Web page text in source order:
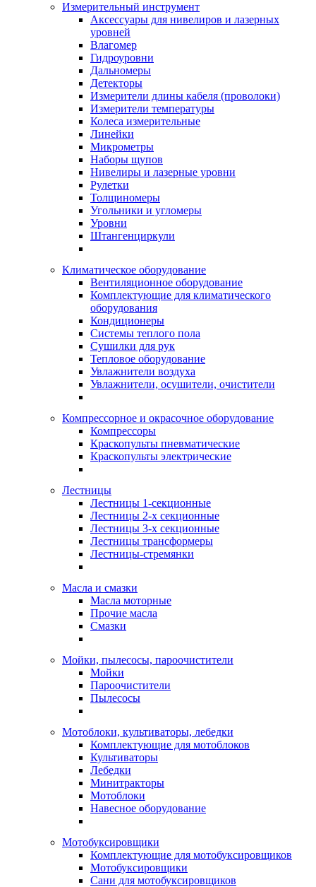
Измерительный инструмент
Аксессуары для нивелиров и лазерных
уровней
Влагомер
Гидроуровни
Дальномеры
Детекторы
Измерители длины кабеля (проволоки)
Измерители температуры
Колеса измерительные
Линейки
Микрометры
Наборы щупов
Нивелиры и лазерные уровни
Рулетки
Толщиномеры
Угольники и угломеры
Уровни
Штангенциркули
Климатическое оборудование
Вентиляционное оборудование
Комплектующие для климатического
оборудования
Кондиционеры
Системы теплого пола
Сушилки для рук
Тепловое оборудование
Увлажнители воздуха
Увлажнители, осушители, очистители
Компрессорное и окрасочное оборудование
Компрессоры
Краскопульты пневматические
Краскопульты электрические
Лестницы
Лестницы 1-секционные
Лестницы 2-х секционные
Лестницы 3-х секционные
Лестницы трансформеры
Лестницы-стремянки
Масла и смазки
Масла моторные
Прочие масла
Смазки
Мойки, пылесосы, пароочистители
Мойки
Пароочистители
Пылесосы
Мотоблоки, культиваторы, лебедки
Комплектующие для мотоблоков
Культиваторы
Лебедки
Минитракторы
Мотоблоки
Навесное оборудование
Мотобуксировщики
Комплектующие для мотобуксировщиков
Мотобуксировщики
Сани для мотобуксировщиков